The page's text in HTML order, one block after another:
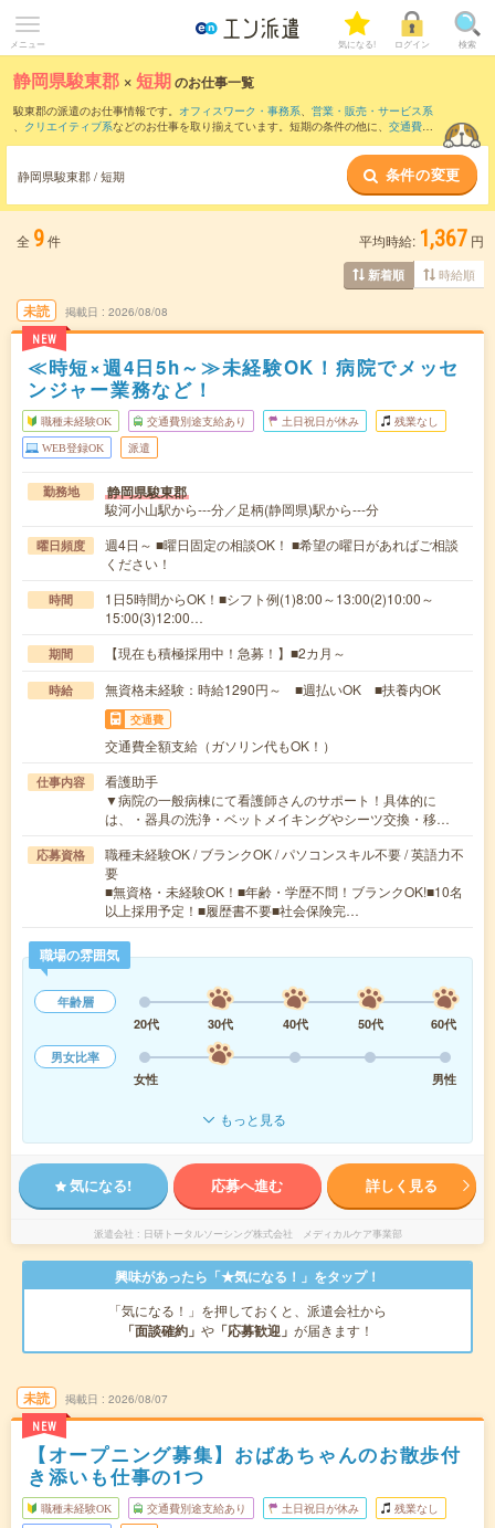
メニュー 気になる! ログイン 検索
静岡県駿東郡 ×短期のお仕事一覧
駿東郡の派遣のお仕事情報です。 オフィスワーク・事務系、 営業・販売・サービス系
、 クリエイティブ系などのお仕事を取り揃えています。短期の条件の他に、 交通費別
静岡県駿東郡 / 短期 条件の変更
全 9件 平均時給: 1,367 円
新着順 時給順
未読
NEW
掲載日 2026/08/08
≪時短×週4日5h～≫未経験OK！病院でメッセ
ンジャー業務など！
職種未経験OK 交通費別途支給あり 土日祝日が休み 残業なし
WEB登録OK 派遣
勤務地 静岡県駿東郡
駿河小山駅から---分／足柄(静岡県)駅から---分
曜日頻度
週4日～ ■曜日固定の相談OK！ ■希望の曜日があればご相談
ください！
時間
1日5時間からOK！■シフト例(1)8:00～13:00(2)10:00～
15:00(3)12:00…
期間 【現在も積極採用中！急募！】■2カ月～
時給 無資格未経験：時給1290円～ ■週払いOK ■扶養内OK
交通費
交通費全額支給（ガソリン代もOK！）
仕事内容
看護助手
▼病院の一般病棟にて看護師さんのサポート！具体的に
は、・器具の洗浄・ベットメイキングやシーツ交換・移…
応募資格
職種未経験OK / ブランクOK / パソコンスキル不要 / 英語力不
要
■無資格・未経験OK！■年齢・学歴不問！ブランクOK!■10名
以上採用予定！■履歴書不要■社会保険完…
職場の雰囲気
年齢層
20代
30代 40代 50代
60代
男女比率
女性
男性
もっと見る
気になる! 応募へ進む 詳しく見る
派遣会社 日研トータルソーシング株式会社 メディカルケア事業部
興味があったら「★気になる！」をタップ！
「気になる！」を押しておくと、派遣会社から
「面談確約」 や 「応募歓迎」 が届きます！
未読
NEW
掲載日 2026/08/07
【オープニング募集】おばあちゃんのお散歩付
き添いも仕事の1つ
職種未経験OK 交通費別途支給あり 土日祝日が休み 残業なし